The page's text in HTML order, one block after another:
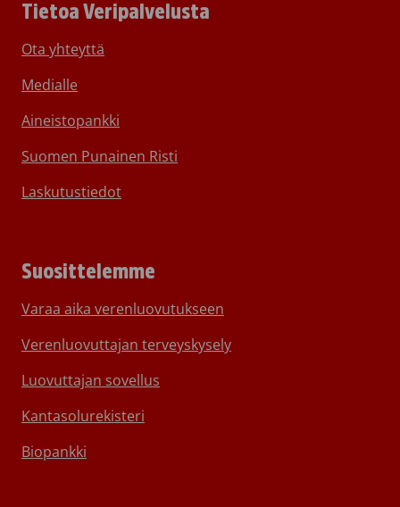
Tietoa Veripalvelusta
Ota yhteyttä
Medialle
Aineistopankki
Suomen Punainen Risti
Laskutustiedot
Suosittelemme
Varaa aika verenluovutukseen
Verenluovuttajan terveyskysely
Luovuttajan sovellus
Kantasolurekisteri
Biopankki